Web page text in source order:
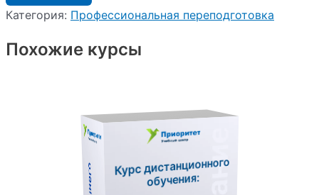
Категория: Профессиональная переподготовка
Похожие курсы
Курс дистанционного
обучения: